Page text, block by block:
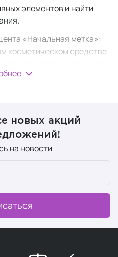
элементов и найти
«Начальная метка»:
косметическом средстве
восстановление и
кожей.
новых акций
на новости